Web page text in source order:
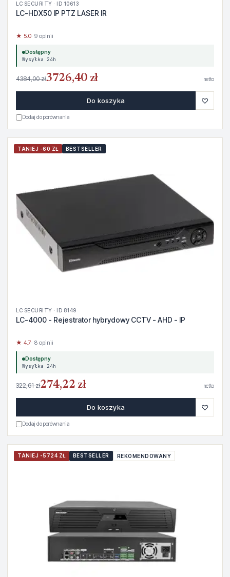
LC SECURITY · ID 10613
LC-HDX50 IP PTZ LASER IR
★ 5.0· 9 opinii
Dostępny
Wysyłka 24h
4384,00 zł3726,40 zł netto
Do koszyka ♡
Dodaj do porównania
TANIEJ -60 ZŁ BESTSELLER
LC SECURITY · ID 8149
LC-4000 - Rejestrator hybrydowy CCTV - AHD - IP
★ 4.7· 8 opinii
Dostępny
Wysyłka 24h
322,61 zł274,22 zł netto
Do koszyka ♡
Dodaj do porównania
TANIEJ -5724 ZŁ BESTSELLER REKOMENDOWANY